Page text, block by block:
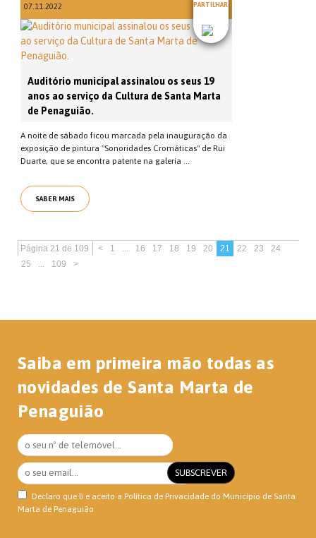
07.11.2022 PARTILHAR
Auditório municipal assinalou os seus 19
anos ao serviço da Cultura de Santa Marta
de Penaguião.
A noite de sábado ficou marcada pela inauguração da
exposição de pintura "Sonoridades Cromáticas" de Rui
Duarte, que se encontra patente na galeria ...
SABER MAIS
Página 21 de 109 < 1 ... 16 17 18 19 20 21 22 23
24
25
... 109 >
Saiba em primeira mão todas as
novidades de Santa Marta de
Penaguião
Declaro que li e aceito a Política de Privacidade do Município de Santa
Marta de Penaguião